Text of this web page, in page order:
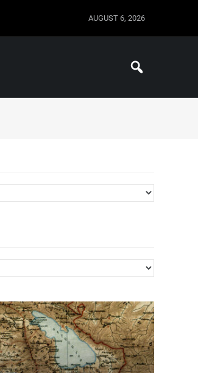
AUGUST 6, 2026